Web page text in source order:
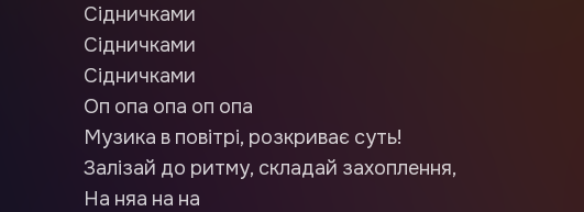
Сідничками
Сідничками
Сідничками
Оп опа опа оп опа
Музика в повітрі, розкриває суть!
Залізай до ритму, складай захоплення,
На няа на на